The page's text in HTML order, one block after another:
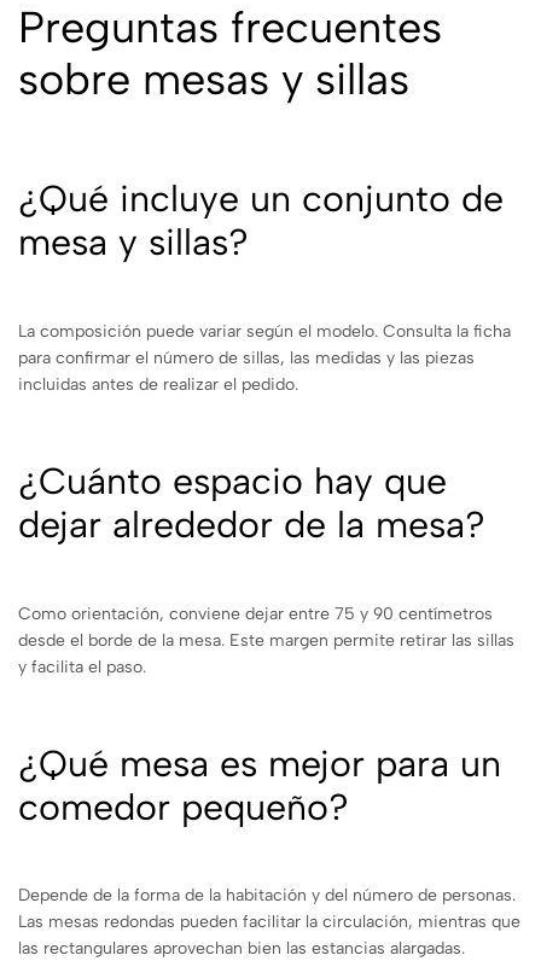
Preguntas frecuentes
sobre mesas y sillas
¿Qué incluye un conjunto de
mesa y sillas?
La composición puede variar según el modelo. Consulta la ficha
para confirmar el número de sillas, las medidas y las piezas
incluidas antes de realizar el pedido.
¿Cuánto espacio hay que
dejar alrededor de la mesa?
Como orientación, conviene dejar entre 75 y 90 centímetros
desde el borde de la mesa. Este margen permite retirar las sillas
y facilita el paso.
¿Qué mesa es mejor para un
comedor pequeño?
Depende de la forma de la habitación y del número de personas.
Las mesas redondas pueden facilitar la circulación, mientras que
las rectangulares aprovechan bien las estancias alargadas.